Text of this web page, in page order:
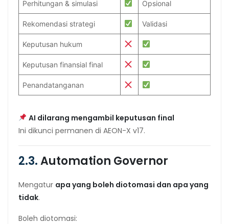
Perhitungan & simulasi Opsional
Rekomendasi strategi Validasi
Keputusan hukum
Keputusan finansial final
Penandatanganan
AI dilarang mengambil keputusan final
Ini dikunci permanen di AEON-X v17.
2.3.Automation Governor
Mengatur apa yang boleh diotomasi dan apa yang
tidak.
Boleh diotomasi: